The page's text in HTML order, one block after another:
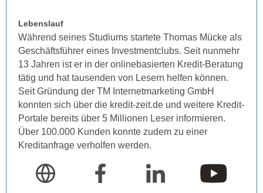
Lebenslauf
Während seines Studiums startete Thomas Mücke als
Geschäftsführer eines Investmentclubs. Seit nunmehr
13 Jahren ist er in der onlinebasierten Kredit-Beratung
tätig und hat tausenden von Lesern helfen können.
Seit Gründung der TM Internetmarketing GmbH
konnten sich über die kredit-zeit.de und weitere Kredit-
Portale bereits über 5 Millionen Leser informieren.
Über 100.000 Kunden konnte zudem zu einer
Kreditanfrage verholfen werden.